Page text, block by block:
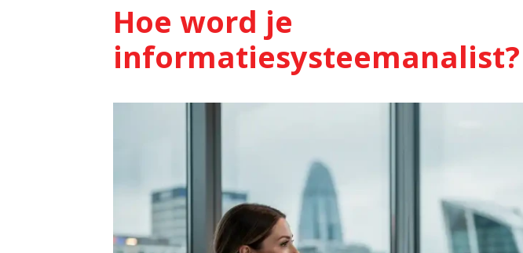
Hoe word je
informatiesysteemanalist?